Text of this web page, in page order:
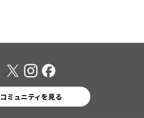
コミュニティを見る